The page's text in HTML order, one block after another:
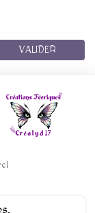
VALIDER
Vente